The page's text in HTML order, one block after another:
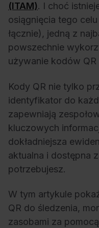
(ITAM). I choć
osiągnięcia tego
łącznie), jedną z
powszechnie
używanie kodów QR
Kody QR nie tylko
identyfikator do
zapewniają
kluczowych
dokładniejsza
aktualna i dostępna
potrzebujesz.
W tym artykule
QR do śledzenia,
zasobami za pomocą